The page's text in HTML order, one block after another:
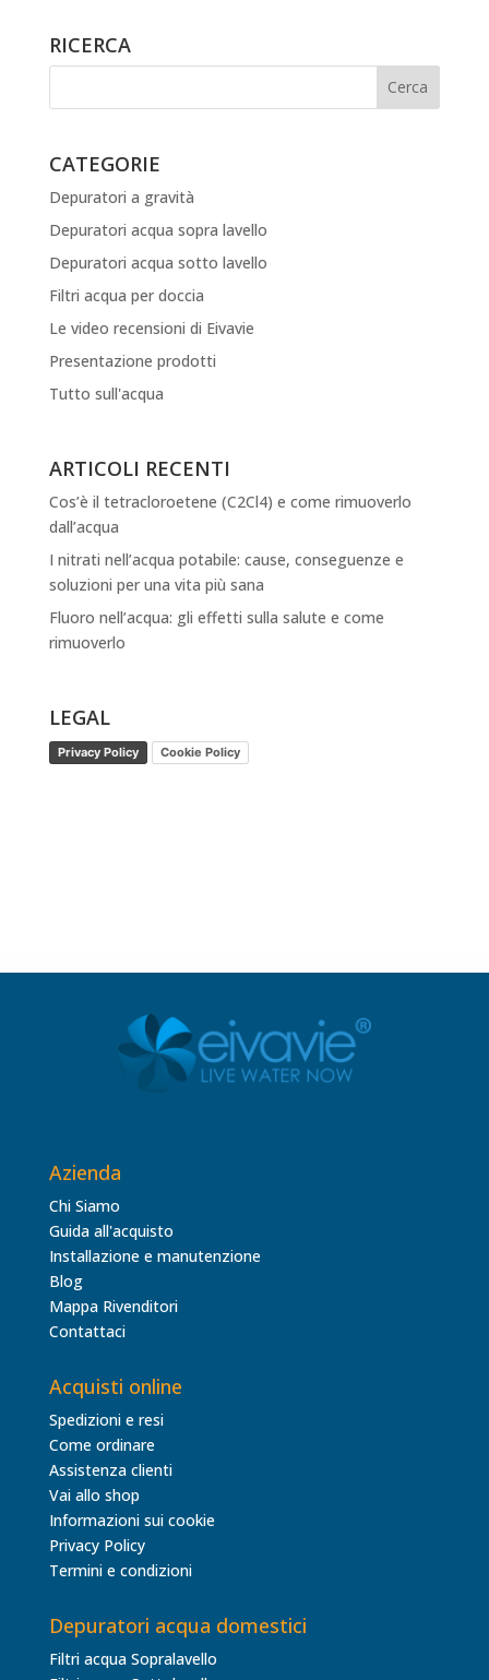
RICERCA
CATEGORIE
Depuratori a gravità
Depuratori acqua sopra lavello
Depuratori acqua sotto lavello
Filtri acqua per doccia
Le video recensioni di Eivavie
Presentazione prodotti
Tutto sull'acqua
ARTICOLI RECENTI
Cos’è il tetracloroetene (C2Cl4) e come rimuoverlo
dall’acqua
I nitrati nell’acqua potabile: cause, conseguenze e
soluzioni per una vita più sana
Fluoro nell’acqua: gli effetti sulla salute e come
rimuoverlo
LEGAL
Privacy Policy Cookie Policy
Azienda
Chi Siamo
Guida all'acquisto
Installazione e manutenzione
Blog
Mappa Rivenditori
Contattaci
Acquisti online
Spedizioni e resi
Come ordinare
Assistenza clienti
Vai allo shop
Informazioni sui cookie
Privacy Policy
Termini e condizioni
Depuratori acqua domestici
Filtri acqua Sopralavello